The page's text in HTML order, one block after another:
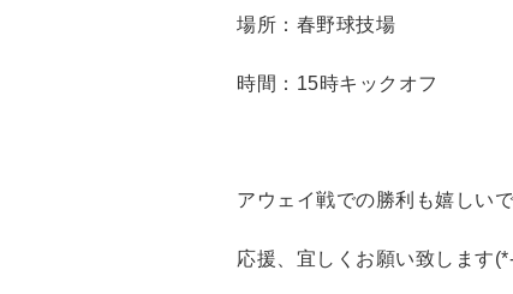
場所：春野球技場
時間：15時キックオフ
アウェイ戦での勝利も嬉しい
応援、宜しくお願い致します